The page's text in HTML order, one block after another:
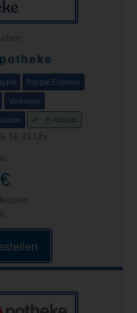
Paypal Express
Vorkasse
E-Rezept
16:33 Uhr